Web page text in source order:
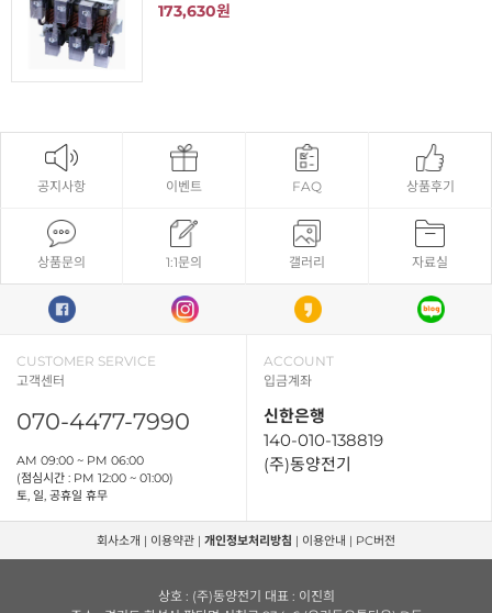
173,630원
공지사항 이벤트 FAQ 상품후기
상품문의 1:1문의 갤러리 자료실
CUSTOMER SERVICE
고객센터
070-4477-7990
AM 09:00 ~ PM 06:00
(점심시간 : PM 12:00 ~ 01:00)
토, 일, 공휴일 휴무
ACCOUNT
입금계좌
신한은행
140-010-138819
(주)동양전기
회사소개 | 이용약관 | 개인정보처리방침 | 이용안내 | PC버전
상호 : (주)동양전기 대표 : 이진희